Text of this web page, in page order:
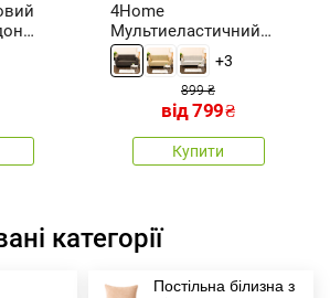
4Home
Мультиеластичний
чохол для двомісного
крісла
+3
899 ₴
від799₴
Купити
категорії
Постільна білизна з